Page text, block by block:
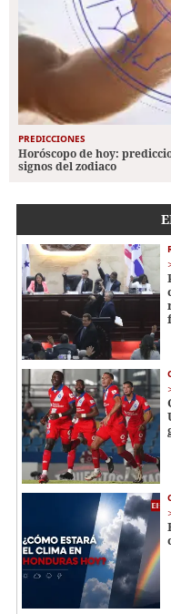
PREDICCIONES
Horóscopo de hoy:
signos del zodiaco